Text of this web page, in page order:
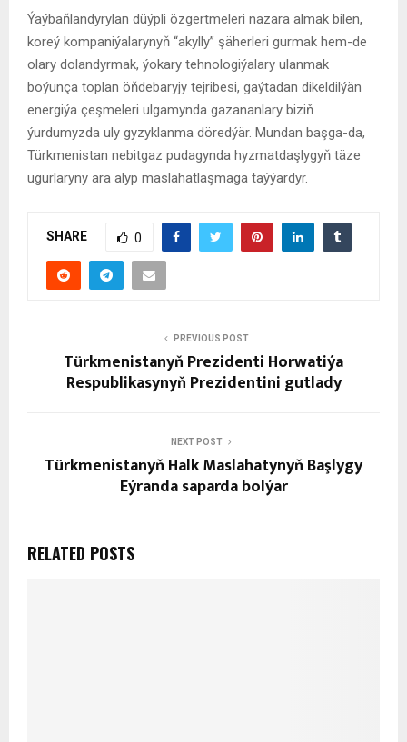
Ýaýbaňlandyrylan düýpli özgertmeleri nazara almak bilen,
koreý kompaniýalarynyň “akylly” şäherleri gurmak hem-de
olary dolandyrmak, ýokary tehnologiýalary ulanmak
boýunça toplan öňdebaryjy tejribesi, gaýtadan dikeldilýän
energiýa çeşmeleri ulgamynda gazananlary biziň
ýurdumyzda uly gyzyklanma döredýär. Mundan başga-da,
Türkmenistan nebitgaz pudagynda hyzmatdaşlygyň täze
ugurlaryny ara alyp maslahatlaşmaga taýýardyr.
SHARE 0
PREVIOUS POST
Türkmenistanyň Prezidenti Horwatiýa
Respublikasynyň Prezidentini gutlady
NEXT POST
Türkmenistanyň Halk Maslahatynyň Başlygy
Eýranda saparda bolýar
RELATED POSTS